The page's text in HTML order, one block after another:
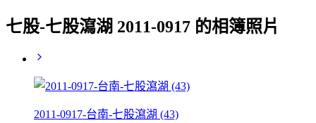
七股-七股瀉湖 2011-0917 的相簿照片
2011-0917-台南-七股瀉湖 (43)